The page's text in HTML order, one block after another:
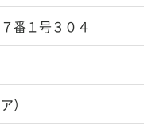
番１号３０４
）